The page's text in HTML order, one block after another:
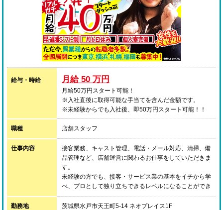
給与・時給 月給 50 万円
月給50万円スタート可能！
※入社直後に取得可能な手当てを含んだ金額です。
※未経験からでも入社後、即50万円スタート可能！！
職種 店舗スタッフ
仕事内容
接客業務、キャスト管理、電話・メール対応、清掃、備
品管理など、店舗運営に関わるお仕事をしていただきま
す。
未経験の方でも、接客・サービス業の基本をイチから学
べ、プロとして独り立ちできるレベルになることができ
る環境です。
勤務地 茨城県水戸市天王町5-14 ネオプレイス1F